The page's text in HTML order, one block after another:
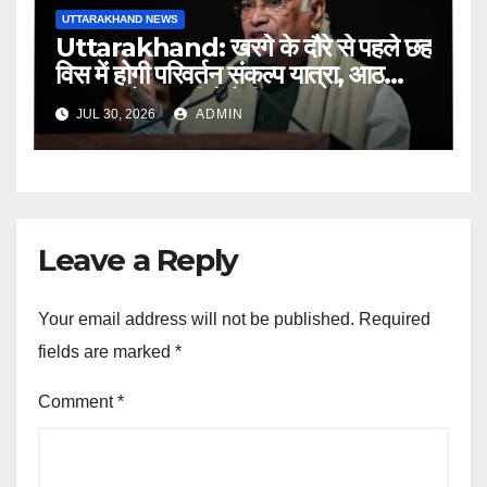
UTTARAKHAND NEWS
Uttarakhand: खरगे के दौरे से पहले छह
विस में होगी परिवर्तन संकल्प यात्रा, आठ
अगस्त को हल्द्वानी में रैली
JUL 30, 2026 ADMIN
Leave a Reply
Your email address will not be published. Required
fields are marked *
Comment*